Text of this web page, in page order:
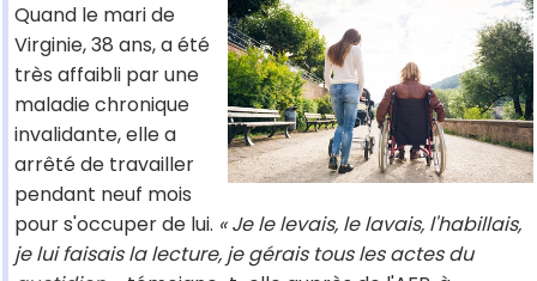
Quand le mari de
Virginie, 38 ans, a été
très affaibli par une
maladie chronique
invalidante, elle a
arrêté de travailler
pendant neuf mois
pour s'occuper de lui. « Je le levais, le lavais, l'habillais,
je lui faisais la lecture, je gérais tous les actes du